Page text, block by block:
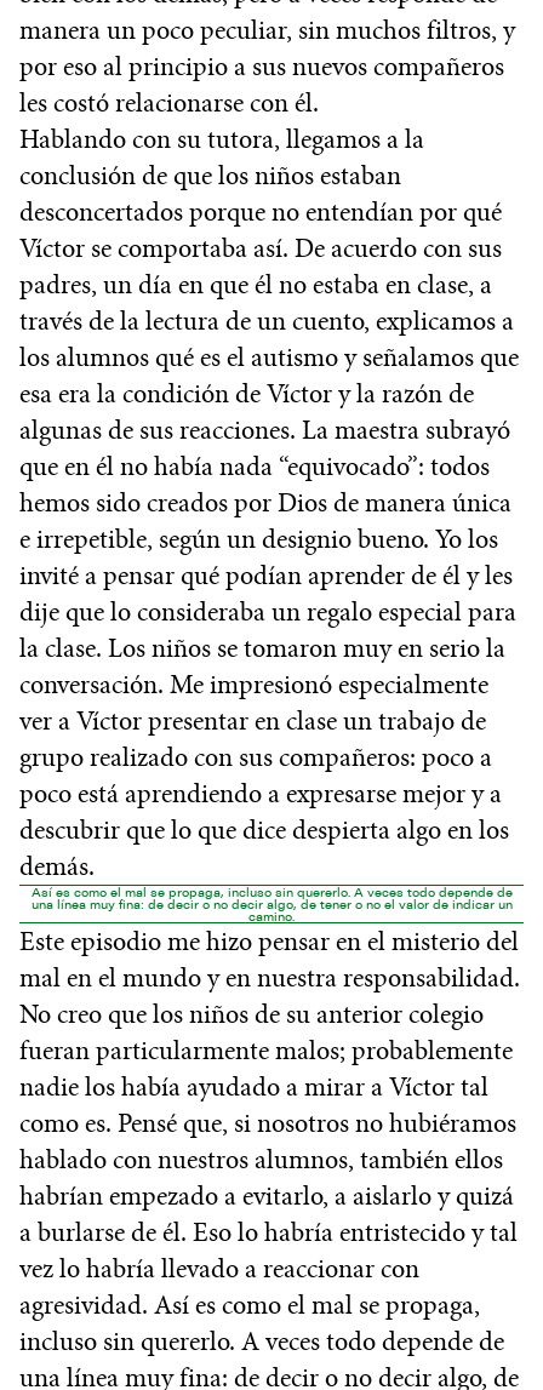
manera un poco peculiar, sin muchos filtros, y
por eso al principio a sus nuevos compañeros
les costó relacionarse con él.
Hablando con su tutora, llegamos a la
conclusión de que los niños estaban
desconcertados porque no entendían por qué
Víctor se comportaba así. De acuerdo con sus
padres, un día en que él no estaba en clase, a
través de la lectura de un cuento, explicamos a
los alumnos qué es el autismo y señalamos que
esa era la condición de Víctor y la razón de
algunas de sus reacciones. La maestra subrayó
que en él no había nada “equivocado”: todos
hemos sido creados por Dios de manera única
e irrepetible, según un designio bueno. Yo los
invité a pensar qué podían aprender de él y les
dije que lo consideraba un regalo especial para
la clase. Los niños se tomaron muy en serio la
conversación. Me impresionó especialmente
ver a Víctor presentar en clase un trabajo de
grupo realizado con sus compañeros: poco a
poco está aprendiendo a expresarse mejor y a
descubrir que lo que dice despierta algo en los
demás.
Así es como el mal se propaga, incluso sin quererlo. A veces todo depende de
una línea muy fina: de decir o no decir algo, de tener o no el valor de indicar un
camino.
Este episodio me hizo pensar en el misterio del
mal en el mundo y en nuestra responsabilidad.
No creo que los niños de su anterior colegio
fueran particularmente malos; probablemente
nadie los había ayudado a mirar a Víctor tal
como es. Pensé que, si nosotros no hubiéramos
hablado con nuestros alumnos, también ellos
habrían empezado a evitarlo, a aislarlo y quizá
a burlarse de él. Eso lo habría entristecido y tal
vez lo habría llevado a reaccionar con
agresividad. Así es como el mal se propaga,
incluso sin quererlo. A veces todo depende de
una línea muy fina: de decir o no decir algo, de